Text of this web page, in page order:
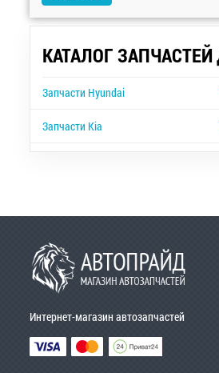
КАТАЛОГ
Запчасти Hyundai
Запчасти Kia
Интернет-магазин автозапчастей